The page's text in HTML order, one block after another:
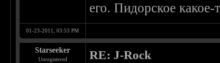
его. Пидорское
01-23-2011, 03:53 PM
Starseeker
Unregistered RE: J-Rock